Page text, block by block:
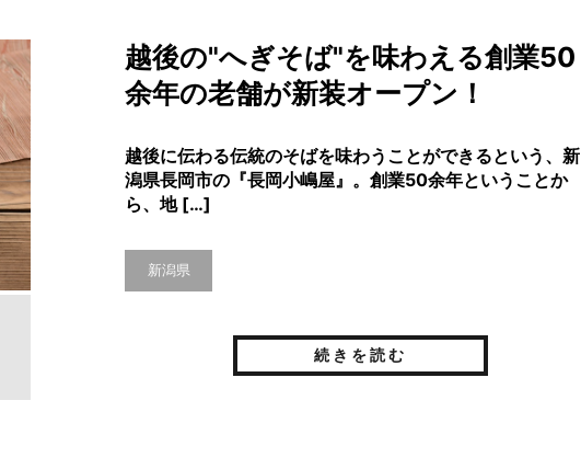
越後の"へぎそば"を味わえる創業50
余年の老舗が新装オープン！
越後に伝わる伝統のそばを味わうことができるという、新
潟県長岡市の『長岡小嶋屋』。創業50余年ということか
ら、地 […]
新潟県
続きを読む